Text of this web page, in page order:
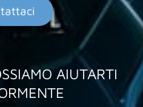
AIUTARTI